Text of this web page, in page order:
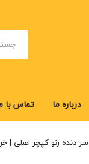
درباره ما تماس با
درباره ما تماس با
سر دنده رنو کپچر اصلی |